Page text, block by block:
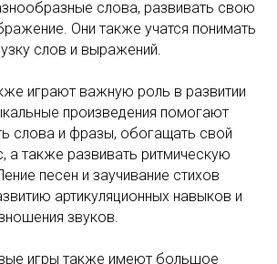
слова, развивать свою
Они также учатся понимать
слов и выражений.
играют важную роль в развитии
произведения помогают
слова и фразы, обогащать свой
а также развивать ритмическую
песен и заучивание стихов
артикуляционных навыков и
звуков.
игры также имеют большое